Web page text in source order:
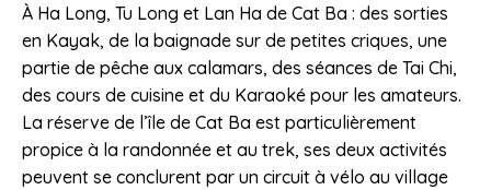
À Ha Long, Tu Long et Lan Ha de Cat Ba : des sorties
en Kayak, de la baignade sur de petites criques, une
partie de pêche aux calamars, des séances de Tai Chi,
des cours de cuisine et du Karaoké pour les amateurs.
La réserve de l’île de Cat Ba est particulièrement
propice à la randonnée et au trek, ses deux activités
peuvent se conclurent par un circuit à vélo au village